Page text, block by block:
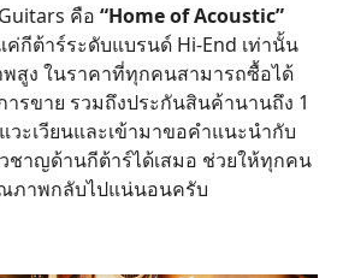
คือ “Home of Acoustic”
ค่กีต้าร์ระดับแบรนด์ Hi-End เท่านั้น
สูง ในราคาที่ทุกคนสามารถซื้อได้
ารขาย รวมถึงประกันสินค้านานถึง 1
ะเวียนและเข้ามาขอคำแนะนำกับ
ชาญด้านกีต้าร์ได้เสมอ ช่วยให้ทุกคน
ภาพกลับไปแน่นอนครับ